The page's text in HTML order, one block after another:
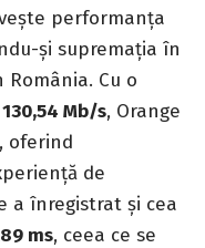
performanța
și supremația în
Cu o
130,54 Mb/s, Orange
oferind
de
a înregistrat și cea
ms, ceea ce se